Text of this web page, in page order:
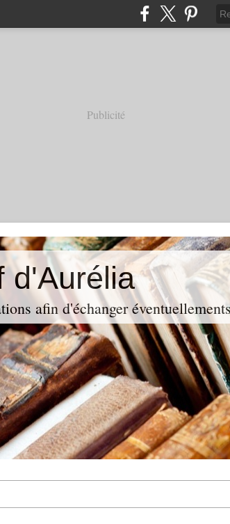
Publicité
d'Aurélia
afin d'échanger